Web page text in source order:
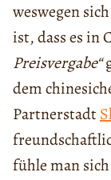
weswegen
ist, dass es in
Preisvergabe“
dem
Partnerstadt
fühle man